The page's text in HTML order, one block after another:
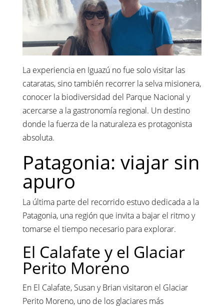
La experiencia en Iguazú no fue solo visitar las
cataratas, sino también recorrer la selva misionera,
conocer la biodiversidad del Parque Nacional y
acercarse a la gastronomía regional. Un destino
donde la fuerza de la naturaleza es protagonista
absoluta.
Patagonia: viajar sin
apuro
La última parte del recorrido estuvo dedicada a la
Patagonia, una región que invita a bajar el ritmo y
tomarse el tiempo necesario para explorar.
El Calafate y el Glaciar
Perito Moreno
En El Calafate, Susan y Brian visitaron el Glaciar
Perito Moreno, uno de los glaciares más